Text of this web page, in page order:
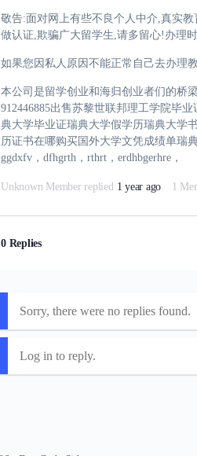
敬告:面对网上有些不良个人中介,真实
做认证,欺骗广大留学生,请多留心!办理
如果您因私人原因不能正常自己去办理
本公司是留学创业和海归创业者们的桥
912446885出售苏黎世联邦理工学院毕
典大学毕业证瑞典大学假学历瑞典大学
历证书在哪购买国外大学文凭成绩单瑞
ggdxfv，dfhgrth，rthrt，erdhbgerhre，
Unknown Member replied 1 year ago 1
0 Replies
Sorry, there were no replies found.
Log in to reply.